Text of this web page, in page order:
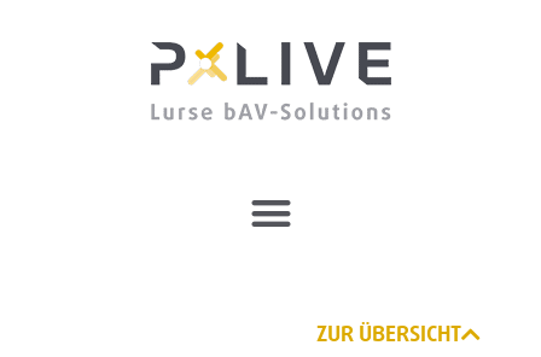
ZUR ÜBERSICHT